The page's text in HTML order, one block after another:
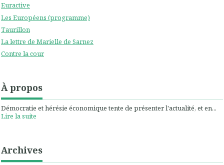
Euractive
Les Européens (programme)
Taurillon
La lettre de Marielle de Sarnez
Contre la cour
À propos
Démocratie et hérésie économique tente de présenter l'actualité, et en...
Lire la suite
Archives